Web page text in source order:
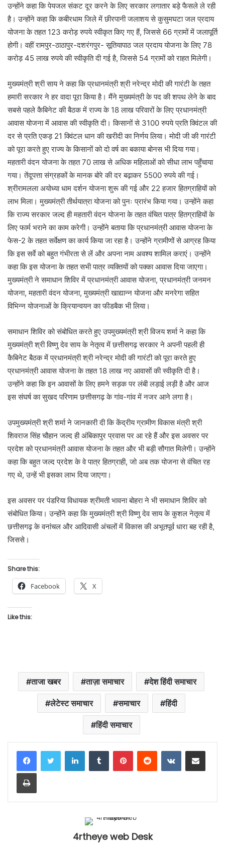
उन्होंने कहा कि पेयजल संकट दूर करने के लिए सरकार लगातार बड़े फैसले ले रही
है। उन्होंने कहा कि कबीरधाम जिले में छीरपानी जलाशय से कुसुमघटा जल प्रदाय
योजना के तहत 123 करोड़ रुपये स्वीकृत किए गए हैं, जिससे 66 ग्रामों में जलापूर्ति
होगी। वहीं रामपुर-ठाठापुर-दशरंगपुर- सूतियापाठ जल प्रदाय योजना के लिए 78
करोड़ 45 लाख रुपये की स्वीकृति दी गई है, जिससे 54 ग्रामों को राहत मिलेगी।
मुख्यमंत्री श्री साय ने कहा कि प्रधानमंत्री श्री नरेन्द्र मोदी की गारंटी के तहत
हमारी सरकार ने हर वादा पूरा किया है। मैंने मुख्यमंत्री के पद की शपथ लेने के बाद
सबसे पहले कैबिनेट की बैठक में राज्य के 18 लाख परिवारों के लिए प्रधानमंत्री
आवास योजना में आवास की स्वीकृति दी। किसानों से 3100 रुपये प्रति क्विंटल की
दर से प्रति एकड़ 21 क्विंटल धान की खरीदी का निर्णय लिया। मोदी जी की गारंटी
को पूरा करते हुए राज्य के किसानों को दो वर्ष का बकाया बोनस भी दिया गया।
महतारी वंदन योजना के तहत 70 लाख से अधिक महिलाओं को सीधा लाभ पहुँचाया
गया। तेंदूपत्ता संग्रहकों के मानक बोरे की दर बढ़ाकर 5500 रुपये की गई।
श्रीरामलला अयोध्या धाम दर्शन योजना शुरू की गई और 22 हजार हितग्राहियों को
लाभ मिला। मुख्यमंत्री तीर्थयात्रा योजना को पुनः प्रारंभ किया गया। उन्होंने कहा
कि राज्य सरकार जल्द ही महतारी वंदन योजना के तहत वंचित पात्र हितग्राहियों के
लिए फार्म भराने का काम करेगी। उन्होंने बताया कि प्रधानमंत्री आवास योजना के
फेस-2 के तहत सर्वेक्षण का कार्य किया जा रहा है। उन्होंने ग्रामीणों से आग्रह किया
कि इस सर्वे को बहुत गंभीरता से लें और अपना नाम अवश्य शामिल कराएं। उन्होंने
कहा कि इस योजना के तहत सभी पात्र व्यक्तियों को पक्का आवास दिया जाएगा।
मुख्यमंत्री ने समाधान शिविर में प्रधानमंत्री आवास योजना, प्रधानमंत्री जनमन
योजना, महतारी वंदन योजना, मुख्यमंत्री खाद्यान्न योजना और मनरेगा सहित
विभिन्न योजनाओं के क्रियान्वयन का फीडबैक भी लिया।
समाधान शिविर को संबोधित करते हुए उपमुख्यमंत्री श्री विजय शर्मा ने कहा कि
मुख्यमंत्री श्री विष्णु देव साय के नेतृत्व में छत्तीसगढ़ सरकार ने अपनी पहली ही
कैबिनेट बैठक में प्रधानमंत्री श्री नरेन्द्र मोदी की गारंटी को पूरा करते हुए
प्रधानमंत्री आवास योजना के तहत 18 लाख नए आवासों की स्वीकृति दी है।
उन्होंने कहा कि इन आवासों के लिए हमने सड़क पर लंबी लड़ाई लड़ी है और आज
इस संघर्ष का सुखद परिणाम छत्तीसगढ़ के गांव-गांव में नजर आने लगा है।
उपमुख्यमंत्री श्री शर्मा ने जानकारी दी कि केंद्रीय ग्रामीण विकास मंत्री श्री
शिवराज सिंह चौहान जल्द ही अंबिकापुर प्रवास पर आ रहे हैं और इस अवसर पर
प्रदेश को प्रधानमंत्री आवास योजना के तहत और भी बड़ी सौगात मिलेगी। उन्होंने
कहा कि बहुत जल्द प्रदेश के वे पात्र हितग्राही, जो अब तक योजना से वंचित रह
गए थे, उन्हें भी इसका लाभ दिया जाएगा।
इस अवसर पर पंडरिया विधायक श्रीमती भावना बोहरा ने भी समाधान शिविर को
संबोधित किया। उन्होंने कहा कि मुख्यमंत्री श्री विष्णु देव साय के कुशल नेतृत्व में
छत्तीसगढ़ के वनांचल और आदिवासी अंचलों में विकास की अभूतपूर्व धारा बह रही है,
जिससे।
Share this:
Facebook X
Like this:
ताजा खबर ताज़ा समाचार देश हिंदी समाचार
लेटेस्ट समाचार समाचार हिंदी
हिंदी समाचार
LinkedInTumblr PinterestReddit VKontakteShare via Email
Print
4rtheye web Desk